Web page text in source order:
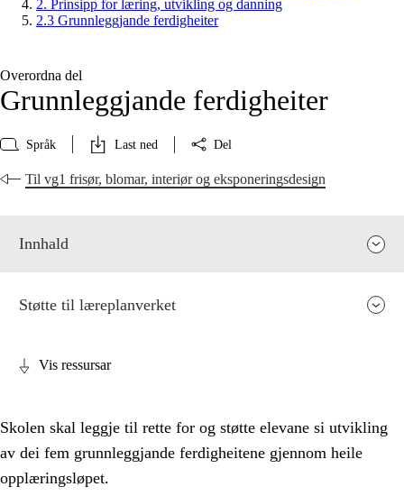
2. Prinsipp for læring, utvikling og danning
2.3 Grunnleggjande ferdigheiter
Overordna del
Grunnleggjande ferdigheiter
Språk Last ned Del
Til vg1 frisør, blomar, interiør og eksponeringsdesign
Innhald
Støtte til læreplanverket
Vis ressursar
Skolen skal leggje til rette for og støtte elevane si utvikling
av dei fem grunnleggjande ferdigheitene gjennom heile
opplæringsløpet.